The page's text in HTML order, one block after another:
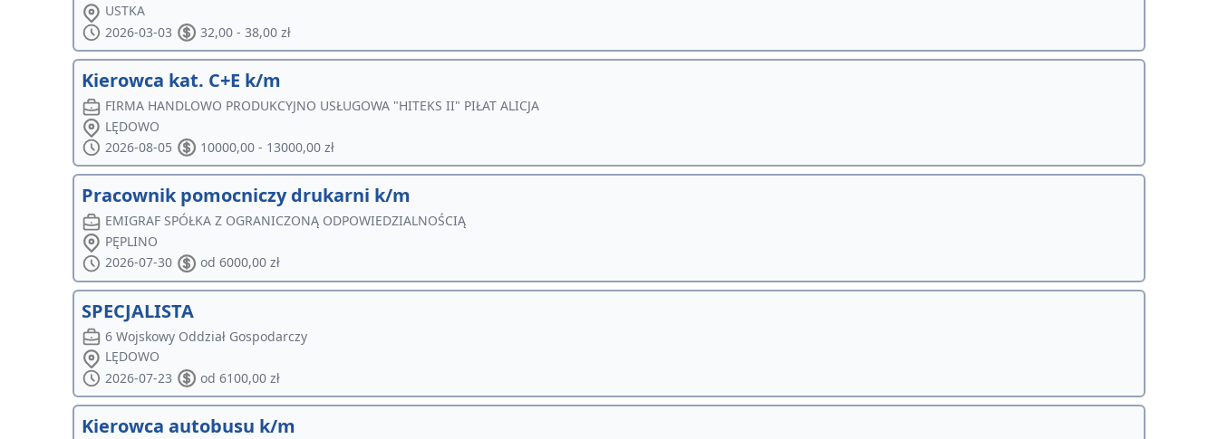
USTKA
2026-03-03
32,00 - 38,00 zł
Kierowca kat. C+E k/m
FIRMA HANDLOWO PRODUKCYJNO USŁUGOWA "HITEKS II" PIŁAT ALICJA
LĘDOWO
2026-08-05
10000,00 - 13000,00 zł
Pracownik pomocniczy drukarni k/m
EMIGRAF SPÓŁKA Z OGRANICZONĄ ODPOWIEDZIALNOŚCIĄ
PĘPLINO
2026-07-30
od 6000,00 zł
SPECJALISTA
6 Wojskowy Oddział Gospodarczy
LĘDOWO
2026-07-23
od 6100,00 zł
Kierowca autobusu k/m